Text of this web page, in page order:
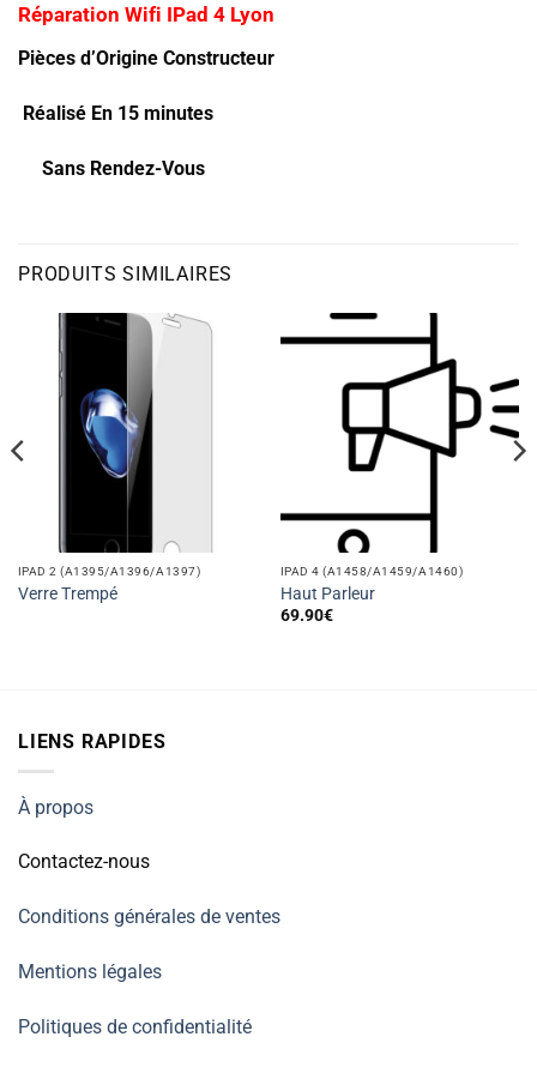
Réparation Wifi IPad 4 Lyon
Pièces d’Origine Constructeur
Réalisé En 15 minutes
Sans Rendez-Vous
PRODUITS SIMILAIRES
IPAD 2 (A1395/A1396/A1397)
Verre Trempé
IPAD 4 (A1458/A1459/A1460)
Haut Parleur
69.90€
LIENS RAPIDES
À propos
Contactez-nous
Conditions générales de ventes
Mentions légales
Politiques de confidentialité